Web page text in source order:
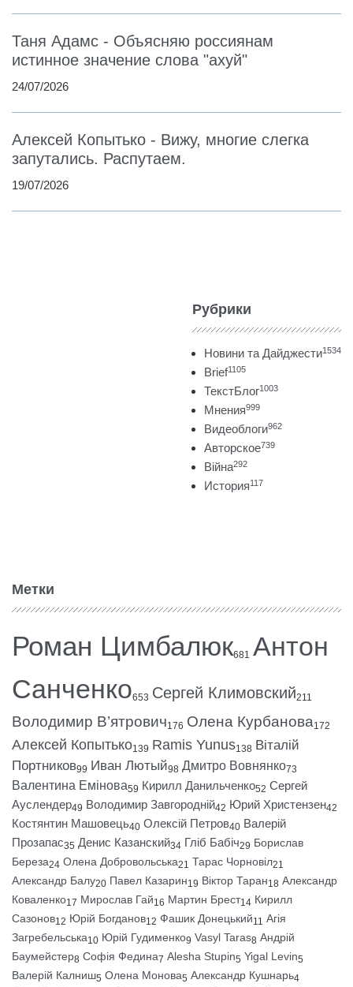
Таня Адамс - Объясняю россиянам
истинное значение слова "ахуй"
24/07/2026
Алексей Копытько - Вижу, многие слегка
запутались. Распутаем.
19/07/2026
Рубрики
Новини та Дайджести1534
Brief1105
ТекстБлог1003
Мнения999
Видеоблоги962
Авторское739
Війна292
История117
Метки
Роман Цимбалюк681 Антон
Санченко653 Сергей Климовский211
Володимир В’ятрович176 Олена Курбанова172
Алексей Копытько139 Ramis Yunus138 Віталій
Портников99 Иван Лютый98 Дмитро Вовнянко73
Валентина Емінова59 Кирилл Данильченко52 Сергей
Ауслендер49 Володимир Завгородній42 Юрий Христензен42
Костянтин Машовець40 Олексій Петров40 Валерій
Прозапас35 Денис Казанский34 Гліб Бабіч29 Борислав
Береза24 Олена Добровольська21 Тарас Чорновіл21
Александр Балу20 Павел Казарин19 Віктор Таран18 Александр
Коваленко17 Мирослав Гай16 Мартин Брест14 Кирилл
Сазонов12 Юрій Богданов12 Фашик Донецький11 Агія
Загребельська10 Юрій Гудименко9 Vasyl Taras8 Андрій
Баумейстер8 Софія Федина7 Alesha Stupin5 Yigal Levin5
Валерій Калниш5 Олена Монова5 Александр Кушнарь4